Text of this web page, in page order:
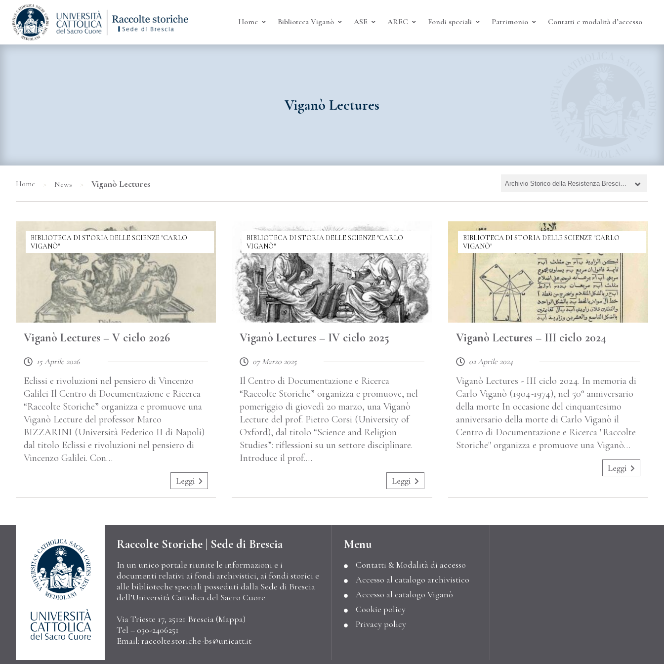
Home Biblioteca Viganò ASE AREC Fondi speciali Patrimonio Contatti e modalità d’accesso
Viganò Lectures
Home > News > Viganò Lectures
BIBLIOTECA DI STORIA DELLE SCIENZE "CARLO
VIGANÒ"
Viganò Lectures – V ciclo 2026
15 Aprile 2026
Eclissi e rivoluzioni nel pensiero di Vincenzo
Galilei Il Centro di Documentazione e Ricerca
“Raccolte Storiche” organizza e promuove una
Viganò Lecture del professor Marco
BIZZARINI (Università Federico II di Napoli)
dal titolo Eclissi e rivoluzioni nel pensiero di
Vincenzo Galilei. Con…
Leggi
BIBLIOTECA DI STORIA DELLE SCIENZE "CARLO
VIGANÒ"
Viganò Lectures – IV ciclo 2025
07 Marzo 2025
Il Centro di Documentazione e Ricerca
“Raccolte Storiche” organizza e promuove, nel
pomeriggio di giovedì 20 marzo, una Viganò
Lecture del prof. Pietro Corsi (University of
Oxford), dal titolo “Science and Religion
Studies”: riflessioni su un settore disciplinare.
Introduce il prof.…
Leggi
BIBLIOTECA DI STORIA DELLE SCIENZE "CARLO
VIGANÒ"
Viganò Lectures – III ciclo 2024
02 Aprile 2024
Viganò Lectures - III ciclo 2024. In memoria di
Carlo Viganò (1904-1974), nel 50° anniversario
della morte In occasione del cinquantesimo
anniversario della morte di Carlo Viganò il
Centro di Documentazione e Ricerca "Raccolte
Storiche" organizza e promuove una Viganò…
Leggi
Raccolte Storiche | Sede di Brescia
In un unico portale riunite le informazioni e i
documenti relativi ai fondi archivistici, ai fondi storici e
alle biblioteche speciali posseduti dalla Sede di Brescia
dell’Università Cattolica del Sacro Cuore
Via Trieste 17, 25121 Brescia (Mappa)
Tel – 030-2406251
Email: raccolte.storiche-bs@unicatt.it
Menu
Contatti & Modalità di accesso
Accesso al catalogo archivistico
Accesso al catalogo Viganò
Cookie policy
Privacy policy